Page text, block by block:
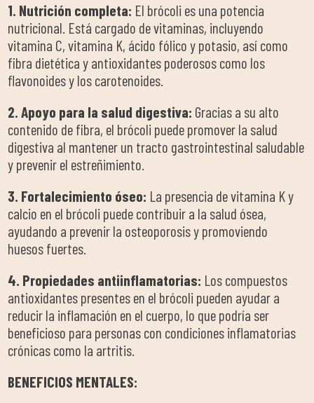
1. Nutrición completa: El brócoli es una potencia
nutricional. Está cargado de vitaminas, incluyendo
vitamina C, vitamina K, ácido fólico y potasio, así como
fibra dietética y antioxidantes poderosos como los
flavonoides y los carotenoides.
2. Apoyo para la salud digestiva: Gracias a su alto
contenido de fibra, el brócoli puede promover la salud
digestiva al mantener un tracto gastrointestinal saludable
y prevenir el estreñimiento.
3. Fortalecimiento óseo: La presencia de vitamina K y
calcio en el brócoli puede contribuir a la salud ósea,
ayudando a prevenir la osteoporosis y promoviendo
huesos fuertes.
4. Propiedades antiinflamatorias: Los compuestos
antioxidantes presentes en el brócoli pueden ayudar a
reducir la inflamación en el cuerpo, lo que podría ser
beneficioso para personas con condiciones inflamatorias
crónicas como la artritis.
BENEFICIOS MENTALES: